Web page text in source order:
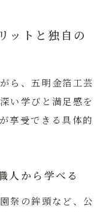
ットと独自の
ら、五明金箔工芸
い学びと満足感を
享受できる具体的
人から学べる
祭の鉾頭など、公